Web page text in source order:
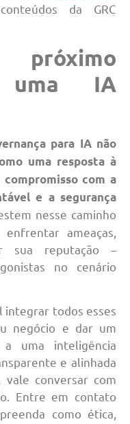
da GRC
próximo
uma IA
para IA não
uma resposta à
com a
e a segurança
nesse caminho
ameaças,
sua reputação –
no cenário
integrar todos esses
negócio e dar um
uma inteligência
e alinhada
vale conversar com
Entre em contato
como ética,